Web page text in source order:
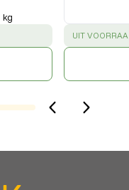
kg
SUCCESS:
UIT